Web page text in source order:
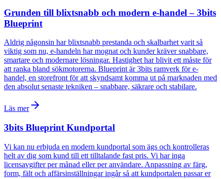
Grunden till blixtsnabb och modern e-handel – 3bits
Blueprint
Aldrig någonsin har blixtsnabb prestanda och skalbarhet varit så
viktig som nu, e-handeln har mognat och kunder kräver snabbare,
smartare och modernare lösningar. Hastighet har blivit ett måste för
att ranka bland sökmotorerna. Blueprint är 3bits ramverk för e-
handel, en storefront för att skyndsamt komma ut på marknaden med
den absolut senaste tekniken – snabbare, säkrare och stabilare.
Läs mer
3bits Blueprint Kundportal
Vi kan nu erbjuda en modern kundportal som ägs och kontrolleras
helt av dig som kund till ett tilltalande fast pris. Vi har inga
licensavgifter per månad eller per användare. Anpassning av färg,
form, fält och affärsinställningar ingår så att kundportalen passar er